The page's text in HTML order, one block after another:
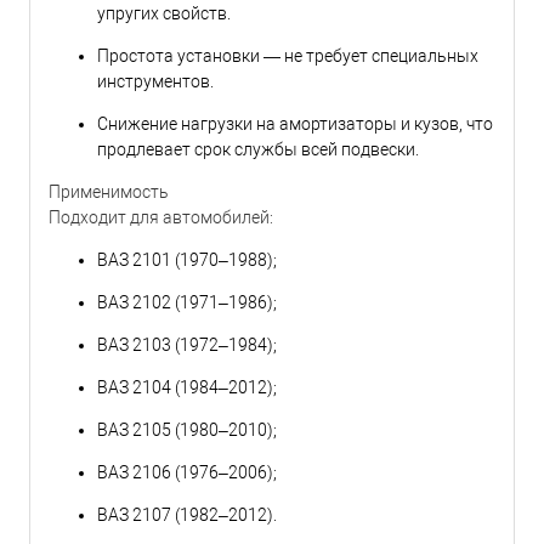
упругих свойств.
Простота установки — не требует специальных
инструментов.
Снижение нагрузки на амортизаторы и кузов, что
продлевает срок службы всей подвески.
Применимость
Подходит для автомобилей:
ВАЗ 2101 (1970–1988);
ВАЗ 2102 (1971–1986);
ВАЗ 2103 (1972–1984);
ВАЗ 2104 (1984–2012);
ВАЗ 2105 (1980–2010);
ВАЗ 2106 (1976–2006);
ВАЗ 2107 (1982–2012).